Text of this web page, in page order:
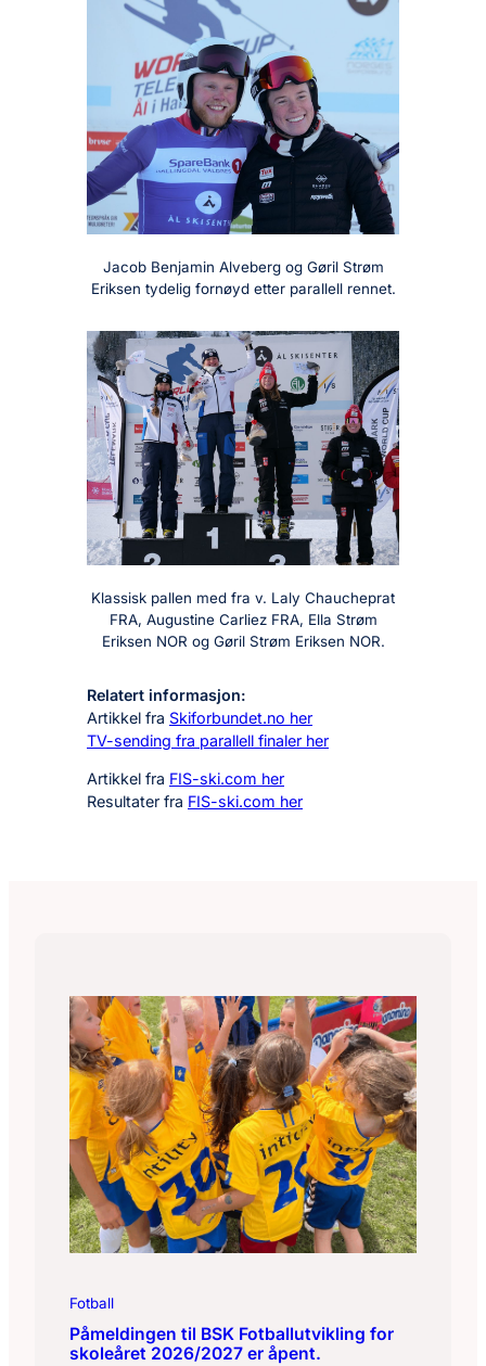
Jacob Benjamin Alveberg og Gøril Strøm
Eriksen tydelig fornøyd etter parallell rennet.
Klassisk pallen med fra v. Laly Chaucheprat
FRA, Augustine Carliez FRA, Ella Strøm
Eriksen NOR og Gøril Strøm Eriksen NOR.
Relatert informasjon:
Artikkel fra Skiforbundet.no her
TV-sending fra parallell finaler her
Artikkel fra FIS-ski.com her
Resultater fra FIS-ski.com her
Fotball
Påmeldingen til BSK Fotballutvikling for
skoleåret 2026/2027 er åpent.